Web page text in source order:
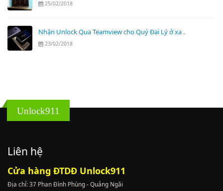
25/02/2018
Nhận Unlock Qua Teamview cho Quý Đại Lý ở xa .
23/02/2018
Unlock911
Liên hệ
Cửa hàng ĐTDĐ Unlock911
Địa chỉ: 37 Phan Đình Phùng - Quảng Ngãi